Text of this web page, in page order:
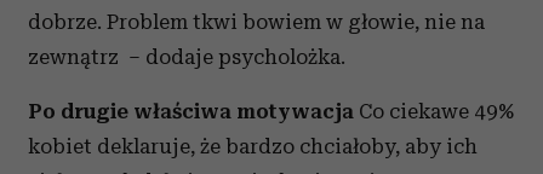
dobrze. Problem tkwi bowiem w głowie, nie na
zewnątrz – dodaje psycholożka.
Po drugie właściwa motywacja Co ciekawe 49%
kobiet deklaruje, że bardzo chciałoby, aby ich